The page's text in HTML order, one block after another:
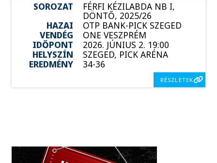
SOROZAT FÉRFI KÉZILABDA NB I,
DÖNTŐ, 2025/26
HAZAI
OTP BANK-PICK SZEGED
VENDÉG
ONE VESZPRÉM
IDŐPONT
2026. JÚNIUS 2. 19:00
HELYSZÍN
SZEGED, PICK ARÉNA
EREDMÉNY
34-36
RÉSZLETEK